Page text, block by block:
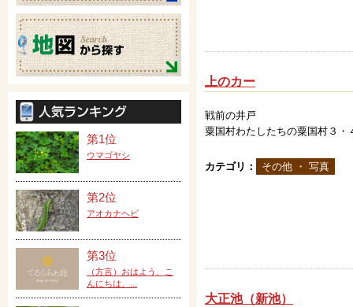
上のカー
戦前の井戸
粟国村わたしたちの粟国村３
カテゴリ： その他 ・ 写真
大正池（新池）
第1位
ウマゴヤシ
第2位
アオカナヘビ
第3位
（方言）おはよう、こ
んにちは、...